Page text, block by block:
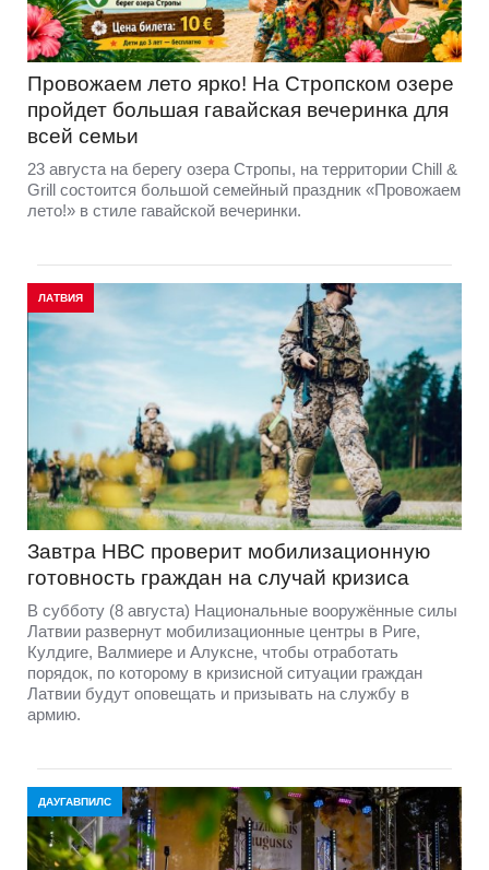
Провожаем лето ярко! На Стропском озере
пройдет большая гавайская вечеринка для
всей семьи
23 августа на берегу озера Стропы, на территории Chill &
Grill состоится большой семейный праздник «Провожаем
лето!» в стиле гавайской вечеринки.
ЛАТВИЯ
Завтра НВС проверит мобилизационную
готовность граждан на случай кризиса
В субботу (8 августа) Национальные вооружённые силы
Латвии развернут мобилизационные центры в Риге,
Кулдиге, Валмиере и Алуксне, чтобы отработать
порядок, по которому в кризисной ситуации граждан
Латвии будут оповещать и призывать на службу в
армию.
ДАУГАВПИЛС